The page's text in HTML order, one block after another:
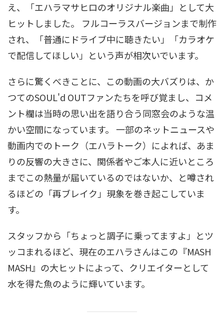
え、「エハラマサヒロのオリジナル楽曲」として大
ヒットしました。 フルコーラスバージョンまで制作
され、「普通にドライブ中に聴きたい」「カラオケ
で配信してほしい」という声が相次いでいます。
さらに驚くべきことに、この動画の大バズりは、か
つてのSOUL'd OUTファンたちを呼び覚まし、コメ
ント欄は当時の思い出を語り合う同窓会のような温
かい空間になっています。 一部のネットニュースや
動画内でのトーク（エハラトーク）によれば、あま
りの反響の大きさに、関係者やご本人に近いところ
までこの熱量が届いているのではないか、と噂され
るほどの「再ブレイク」現象を巻き起こしていま
す。
スタッフから「ちょっと調子に乗ってますよ」とツ
ッコまれるほど、現在のエハラさんはこの『MASH
MASH』の大ヒットによって、クリエイターとして
水を得た魚のように輝いています。